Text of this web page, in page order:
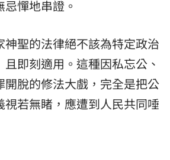
憚地串證。
神聖的法律絕不該為特定政治
即刻適用。這種因私忘公、
開脫的修法大戲，完全是把公
視若無睹，應遭到人民共同唾